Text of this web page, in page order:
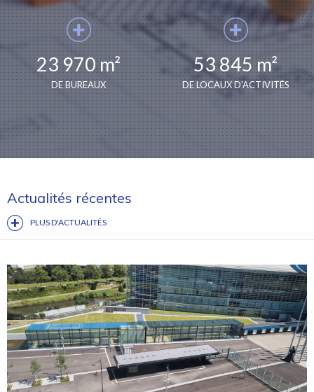
23 970 m²
DE BUREAUX
53 845 m²
DE LOCAUX D'ACTIVITÉS
Actualités récentes
PLUS D'ACTUALITÉS